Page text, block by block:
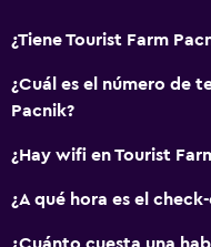
¿Tiene Tourist Farm
¿Cuál es el número de
Pacnik?
¿Hay wifi en Tourist
¿A qué hora es el
¿Cuánto cuesta una